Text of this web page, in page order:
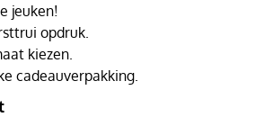
jeuken!
opdruk.
kiezen.
cadeauverpakking.